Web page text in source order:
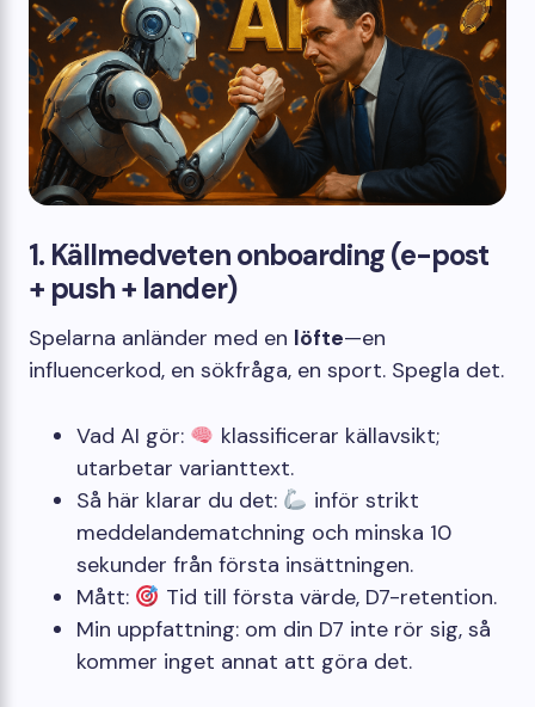
1. Källmedveten onboarding (e-post
+ push + lander)
Spelarna anländer med en löfte—en
influencerkod, en sökfråga, en sport. Spegla det.
Vad AI gör:
klassificerar källavsikt;
utarbetar varianttext.
Så här klarar du det:
inför strikt
meddelandematchning och minska 10
sekunder från första insättningen.
Mått:
Tid till första värde, D7-retention.
Min uppfattning: om din D7 inte rör sig, så
kommer inget annat att göra det.